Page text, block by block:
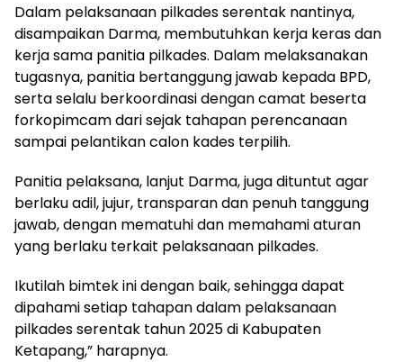
Dalam pelaksanaan pilkades serentak nantinya,
disampaikan Darma, membutuhkan kerja keras dan
kerja sama panitia pilkades. Dalam melaksanakan
tugasnya, panitia bertanggung jawab kepada BPD,
serta selalu berkoordinasi dengan camat beserta
forkopimcam dari sejak tahapan perencanaan
sampai pelantikan calon kades terpilih.
Panitia pelaksana, lanjut Darma, juga dituntut agar
berlaku adil, jujur, transparan dan penuh tanggung
jawab, dengan mematuhi dan memahami aturan
yang berlaku terkait pelaksanaan pilkades.
Ikutilah bimtek ini dengan baik, sehingga dapat
dipahami setiap tahapan dalam pelaksanaan
pilkades serentak tahun 2025 di Kabupaten
Ketapang,” harapnya.